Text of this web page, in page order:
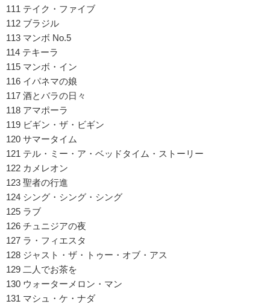
111 テイク・ファイブ
112 ブラジル
113 マンボ No.5
114 テキーラ
115 マンボ・イン
116 イパネマの娘
117 酒とバラの日々
118 アマポーラ
119 ビギン・ザ・ビギン
120 サマータイム
121 テル・ミー・ア・ベッドタイム・ストーリー
122 カメレオン
123 聖者の行進
124 シング・シング・シング
125 ラブ
126 チュニジアの夜
127 ラ・フィエスタ
128 ジャスト・ザ・トゥー・オブ・アス
129 二人でお茶を
130 ウォーターメロン・マン
131 マシュ・ケ・ナダ